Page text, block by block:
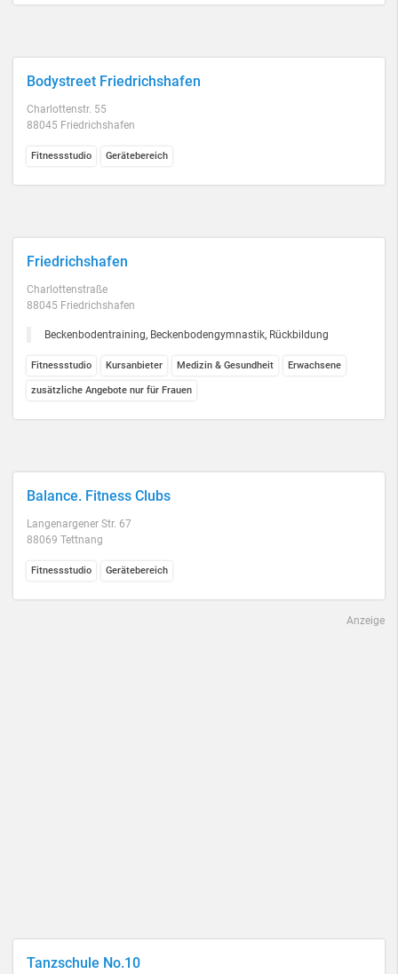
Bodystreet Friedrichshafen
Charlottenstr. 55
88045 Friedrichshafen
Fitnessstudio Gerätebereich
Friedrichshafen
Charlottenstraße
88045 Friedrichshafen
Beckenbodentraining, Beckenbodengymnastik, Rückbildung
Fitnessstudio Kursanbieter Medizin & Gesundheit Erwachsene
zusätzliche Angebote nur für Frauen
Balance. Fitness Clubs
Langenargener Str. 67
88069 Tettnang
Fitnessstudio Gerätebereich
Anzeige
Tanzschule No.10